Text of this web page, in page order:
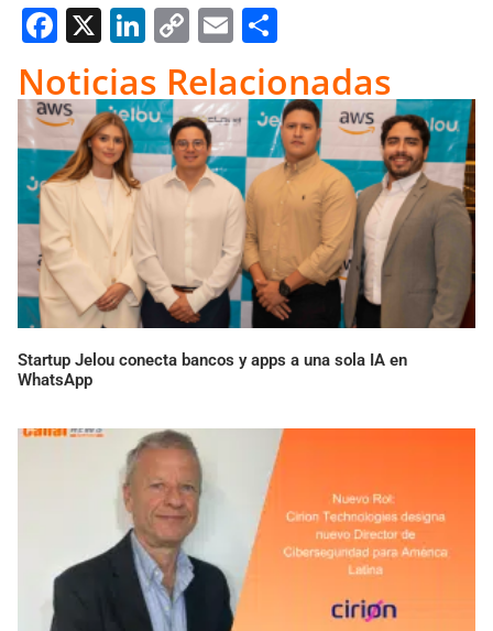
Facebook
X LinkedIn
Copy
Link
Email
Noticias Relacionadas
Startup Jelou conecta bancos y apps a una sola IA en
WhatsApp